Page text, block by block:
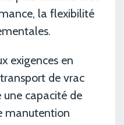
la flexibilité
exigences en
de vrac
une capacité de
manutention